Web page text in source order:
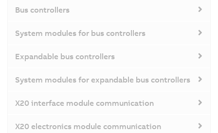
Bus controllers
System modules for bus controllers
Expandable bus controllers
System modules for expandable bus controllers
X20 interface module communication
X20 electronics module communication